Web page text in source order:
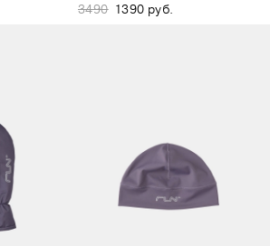
3490 1390 руб.